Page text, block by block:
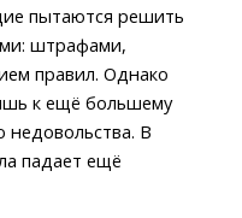
пытаются решить
штрафами,
правил. Однако
к ещё большему
недовольства. В
падает ещё